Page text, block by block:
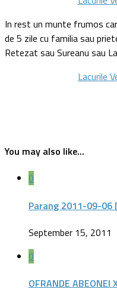
In rest un munte frumos
de 5 zile cu familia sau
Retezat sau Sureanu sau
Lacurile
You may also like...
0
Parang 2011-09-06
September 15, 2011
0
OFRANDE ABEONEI